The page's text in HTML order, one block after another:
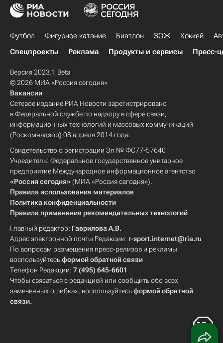
Футбол Фигурное катание Биатлон ЗОЖ Хоккей
Спецпроекты
Реклама Продукты и сервисы Пресс-
Версия 2023.1 Beta
© 2026 МИА «Россия сегодня»
Вакансии
Сетевое издание РИА Новости зарегистрировано
в Федеральной службе по надзору в сфере связи,
информационных технологий и массовых коммуникаций
(Роскомнадзор) 08 апреля 2014 года.
Свидетельство о регистрации Эл № ФС77-57640
Учредитель: Федеральное государственное унитарное
предприятие Международное информационное агентство
«Россия сегодня» (МИА «Россия сегодня»).
Правила использования материалов
Политика конфиденциальности
Правила применения рекомендательных технологий
Главный редактор: Гаврилова А.В.
Адрес электронной почты Редакции: r-sport.internet@ria.ru
По вопросам размещения пресс-релизов и рекламы
воспользуйтесьформой обратной связи
Телефон Редакции: 7 (495) 645-6601
Чтобы связаться с редакцией или сообщить обо всех
замеченных ошибках, воспользуйтесьформой обратной
связи.